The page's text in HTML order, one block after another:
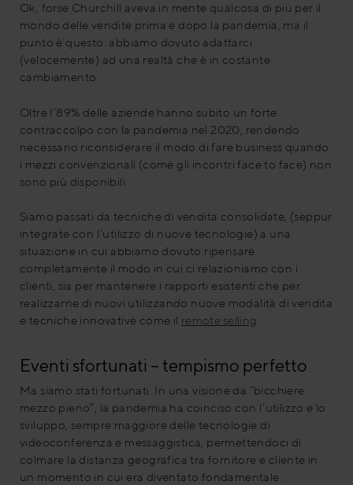
Ok, forse Churchill aveva in mente qualcosa di più per il
mondo delle vendite prima e dopo la pandemia, ma il
punto è questo: abbiamo dovuto adattarci
(velocemente) ad una realtà che è in costante
cambiamento
Oltre l’89% delle aziende hanno subito un forte
contraccolpo con la pandemia nel 2020, rendendo
necessario riconsiderare il modo di fare business quando
i mezzi convenzionali (come gli incontri face to face) non
sono più disponibili.
Siamo passati da tecniche di vendita consolidate, (seppur
integrate con l’utilizzo di nuove tecnologie) a una
situazione in cui abbiamo dovuto ripensare
completamente il modo in cui ci relazioniamo con i
clienti, sia per mantenere i rapporti esistenti che per
realizzarne di nuovi utilizzando nuove modalità di vendita
e tecniche innovative come il remote selling
Eventi sfortunati – tempismo perfetto
Ma siamo stati fortunati. In una visione da “bicchiere
mezzo pieno”, la pandemia ha coinciso con l’utilizzo e lo
sviluppo, sempre maggiore delle tecnologie di
videoconferenza e messaggistica, permettendoci di
colmare la distanza geografica tra fornitore e cliente in
un momento in cui era diventato fondamentale.